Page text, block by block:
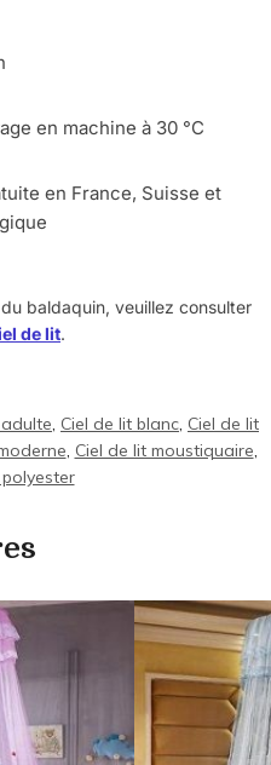
en machine à 30 °C
en France, Suisse et
baldaquin, veuillez consulter
de lit.
, Ciel de lit blanc, Ciel de lit
, Ciel de lit moustiquaire,